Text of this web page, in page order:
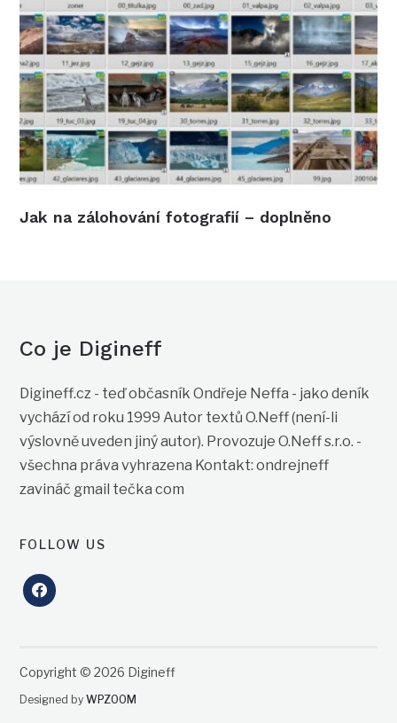
Jak na zálohování fotografií – doplněno
Co je Digineff
Digineff.cz - teď občasník Ondřeje Neffa - jako deník
vychází od roku 1999 Autor textů O.Neff (není-li
výslovně uveden jiný autor). Provozuje O.Neff s.r.o. -
všechna práva vyhrazena Kontakt: ondrejneff
zavináč gmail tečka com
FOLLOW US
facebook
Copyright © 2026 Digineff
Designed byWPZOOM